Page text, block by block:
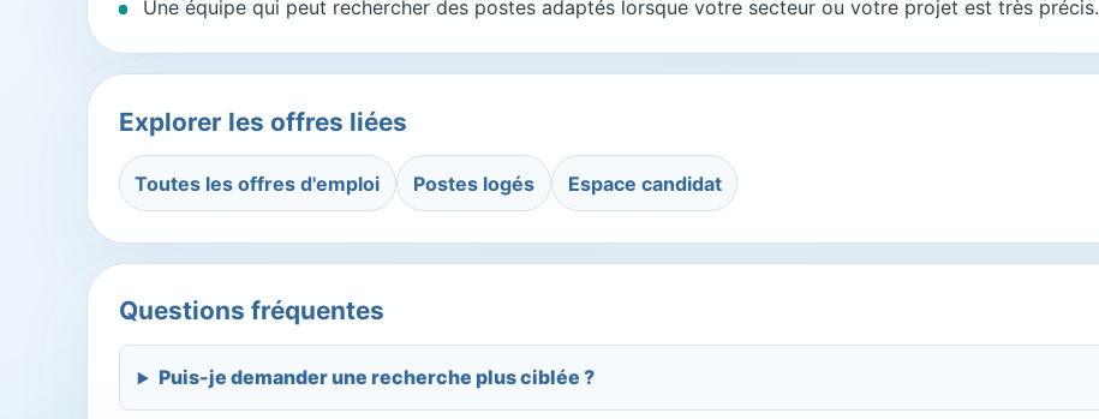
Une équipe qui peut rechercher des postes adaptés lorsque votre secteur ou votre projet est très précis.
Explorer les offres liées
Toutes les offres d'emploi Postes logés Espace candidat
Questions fréquentes
Puis-je demander une recherche plus ciblée ?